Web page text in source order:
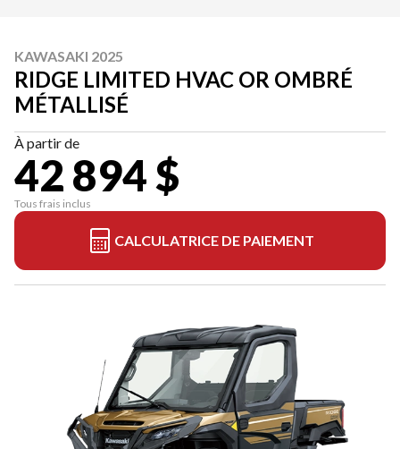
KAWASAKI 2025
RIDGE LIMITED HVAC OR OMBRÉ
MÉTALLISÉ
À partir de
42 894 $
Tous frais inclus
CALCULATRICE DE PAIEMENT